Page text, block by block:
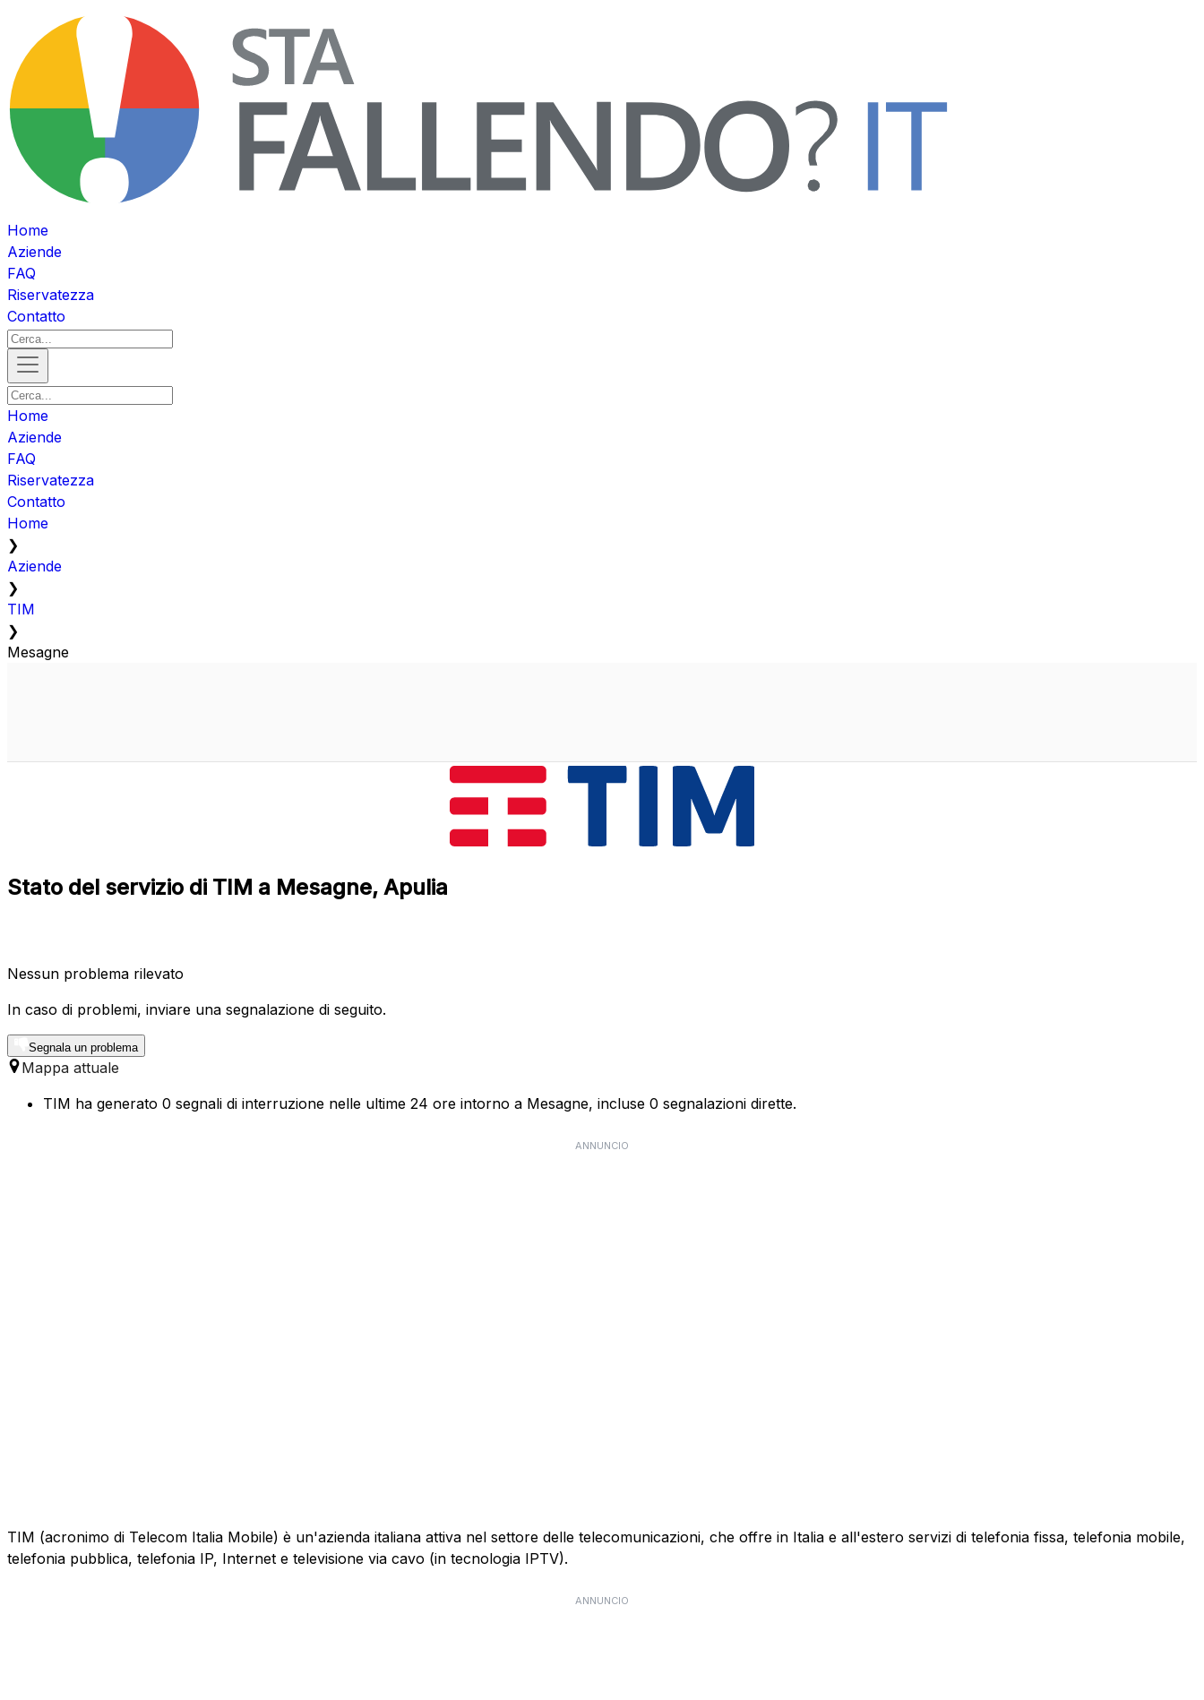
Home
Aziende
FAQ
Riservatezza
Contatto
Home
Aziende
FAQ
Riservatezza
Contatto
Home
❯
Aziende
❯
TIM
❯
Mesagne
Stato del servizio di TIM a Mesagne, Apulia
Nessun problema rilevato
In caso di problemi, inviare una segnalazione di seguito.
Segnala un problema
Mappa attuale
TIM ha generato 0 segnali di interruzione nelle ultime 24 ore intorno a Mesagne, incluse 0 segnalazioni dirette.
ANNUNCIO
TIM (acronimo di Telecom Italia Mobile) è un'azienda italiana attiva nel settore delle telecomunicazioni, che offre in Italia e all'estero servizi di telefonia fissa, telefonia mobile,
telefonia pubblica, telefonia IP, Internet e televisione via cavo (in tecnologia IPTV).
ANNUNCIO